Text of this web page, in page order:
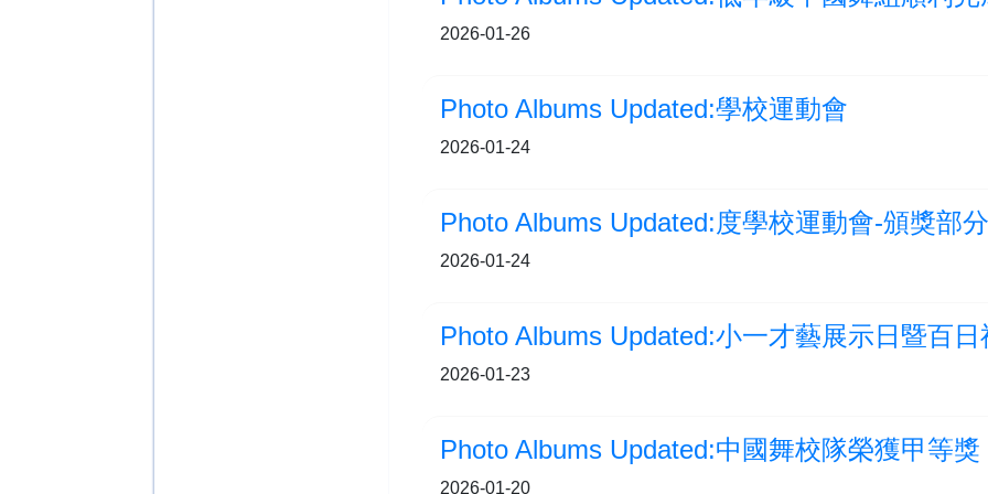
2026-01-26
Photo Albums Updated:學校運動會
2026-01-24
Photo Albums Updated:度學校運動會-頒獎部分
2026-01-24
Photo Albums Updated:小一才藝展示日暨百日
2026-01-23
Photo Albums Updated:中國舞校隊榮獲甲等獎
2026-01-20